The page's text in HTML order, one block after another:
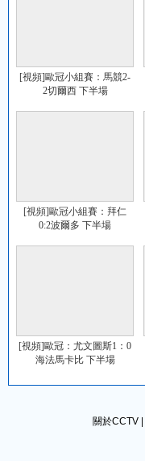
[視頻]歐冠小組賽：馬競2-
2切爾西 下半場
[視頻]歐冠小組賽：拜仁
0:2波爾多 下半場
[視頻]歐冠：尤文圖斯1：0
海法馬卡比 下半場
關於CCTV|